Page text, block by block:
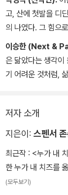
고, 산에 첫발을 디
의 나였다. 그 힘으
상에 오를 수 있었
를 확신하게 해준 <
이승한 (Next &
은 닮았다는 생각이
기 어려운 것처럼,
쫓기며 살아가는 현
다.
저자 소개
지은이: 스펜서
최근작 : <누가 내
한 누가 내 치즈를
(모두보기)